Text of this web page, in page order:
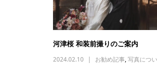
河津桜 和装前撮りのご案内
2024.02.10 お勧め記事,写真につ